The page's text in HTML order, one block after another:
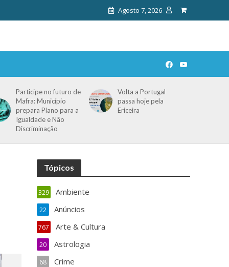
Agosto 7, 2026
Participe no futuro de
Mafra: Município
prepara Plano para a
Igualdade e Não
Discriminação
Volta a Portugal
passa hoje pela
Ericeira
Tópicos
Ambiente
329
Anúncios
22
Arte & Cultura
767
Astrologia
20
Crime
68